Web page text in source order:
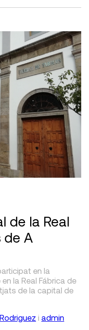
de la Real
de A
en la
la Real Fábrica de
de la capital de
i admin